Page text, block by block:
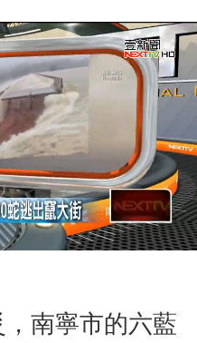
南寧市的六藍